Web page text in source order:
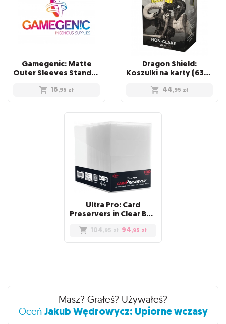
Gamegenic: Matte
Outer Sleeves Standard (66x91 mm), 50 sztuk
16,95 zł
Dragon Shield:
Koszulki na karty (63x88 mm) "Standard Size" Non-Glare, 100 sztuk, Clear
44,95 zł
Ultra Pro: Card
Preservers in Clear Box (100)
104,95 zł 94,95 zł
Recenzje
Masz? Grałeś? Używałeś?
Oceń Jakub Wędrowycz: Upiorne wczasy